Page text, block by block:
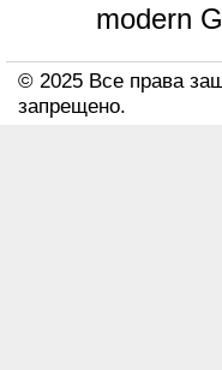
modern
© 2025 Все права
запрещено.